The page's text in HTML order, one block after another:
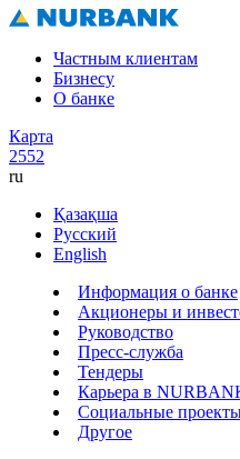
Частным клиентам
Бизнесу
О банке
Карта
2552
ru
Қазақша
Русский
English
Информация о банке
Акционеры и
Руководство
Пресс-служба
Тендеры
Карьера в
Социальные
Другое